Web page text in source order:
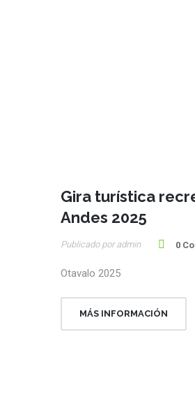
Gira turística
Andes 2025
Publicado por admin 0
Otavalo 2025
MÁS INFORMACIÓN